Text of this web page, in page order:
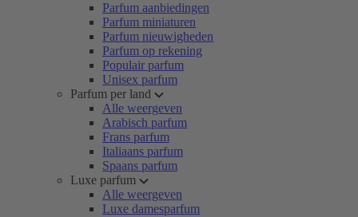
Parfum aanbiedingen
Parfum miniaturen
Parfum nieuwigheden
Parfum op rekening
Populair parfum
Unisex parfum
Parfum per land
Alle weergeven
Arabisch parfum
Frans parfum
Italiaans parfum
Spaans parfum
Luxe parfum
Alle weergeven
Luxe damesparfum